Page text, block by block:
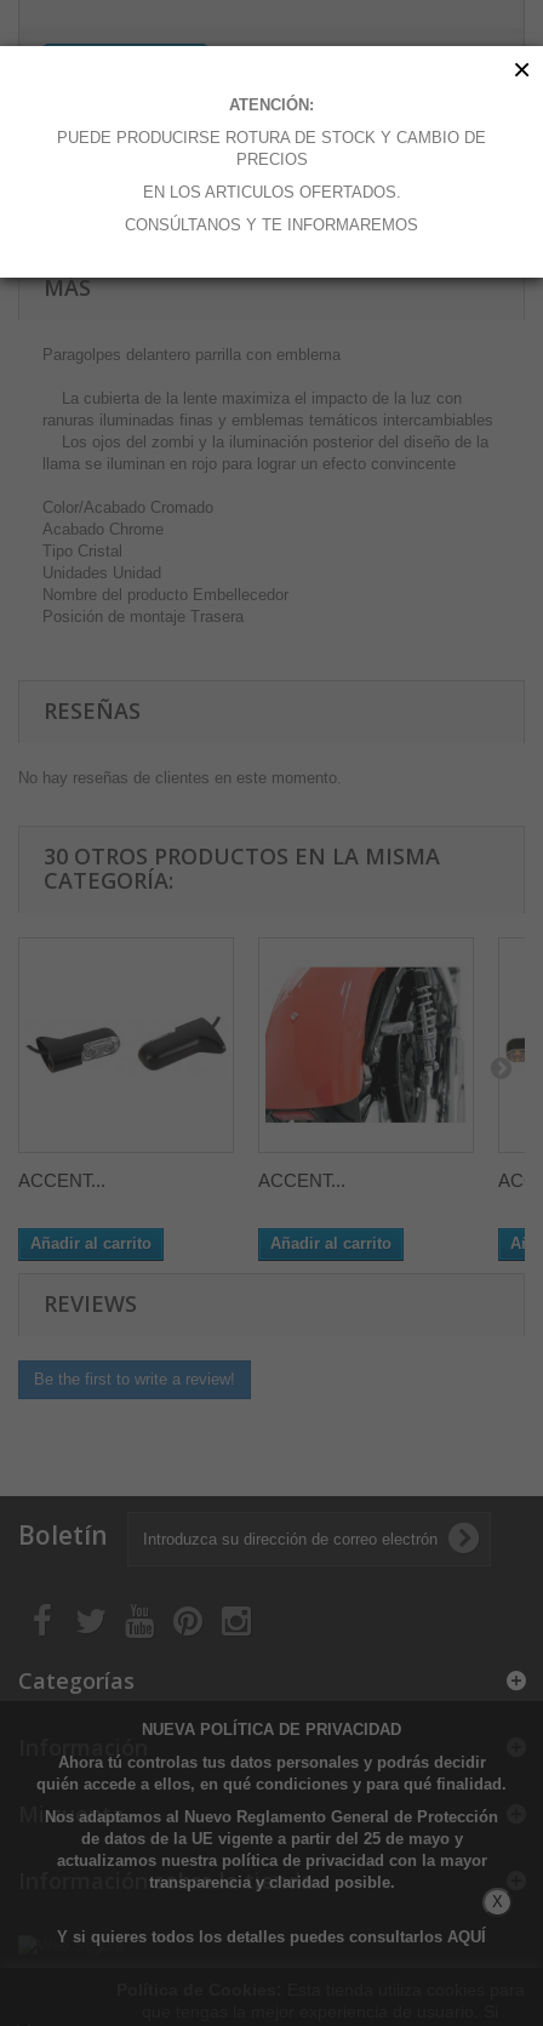
Añadir a la lista de deseos
MÁS
Paragolpes delantero parrilla con emblema
La cubierta de la lente maximiza el impacto de la luz con
ranuras iluminadas finas y emblemas temáticos intercambiables
Los ojos del zombi y la iluminación posterior del diseño de la
llama se iluminan en rojo para lograr un efecto convincente
Color/Acabado Cromado
Acabado Chrome
Tipo Cristal
Unidades Unidad
Nombre del producto Embellecedor
Posición de montaje Trasera
RESEÑAS
No hay reseñas de clientes en este momento.
30 OTROS PRODUCTOS EN LA MISMA
CATEGORÍA:
ACCENT...
Añadir al carrito
ACCENT...
Añadir al carrito
REVIEWS
Be the first to write a review!
Boletín
Categorías
Información
Mi cuenta
Información sobre la tienda
NUEVA POLÍTICA DE PRIVACIDAD
Ahora tú controlas tus datos personales y podrás decidir
quién accede a ellos, en qué condiciones y para qué finalidad.
Nos adaptamos al Nuevo Reglamento General de Protección
de datos de la UE vigente a partir del 25 de mayo y
actualizamos nuestra política de privacidad con la mayor
transparencia y claridad posible.
Y si quieres todos los detalles puedes consultarlos AQUÍ
X
ATENCIÓN:
PUEDE PRODUCIRSE ROTURA DE STOCK Y CAMBIO DE
PRECIOS
EN LOS ARTICULOS OFERTADOS.
CONSÚLTANOS Y TE INFORMAREMOS
×